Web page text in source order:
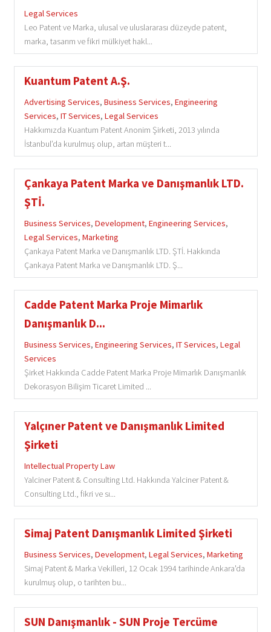
Legal Services
Leo Patent ve Marka, ulusal ve uluslararası düzeyde patent,
marka, tasarım ve fikri mülkiyet hakl...
Kuantum Patent A.Ş.
Advertising Services, Business Services, Engineering
Services, IT Services, Legal Services
Hakkımızda Kuantum Patent Anonim Şirketi, 2013 yılında
İstanbul’da kurulmuş olup, artan müşteri t...
Çankaya Patent Marka ve Danışmanlık LTD.
ŞTİ.
Business Services, Development, Engineering Services,
Legal Services, Marketing
Çankaya Patent Marka ve Danışmanlık LTD. ŞTİ. Hakkında
Çankaya Patent Marka ve Danışmanlık LTD. Ş...
Cadde Patent Marka Proje Mimarlık
Danışmanlık D...
Business Services, Engineering Services, IT Services, Legal
Services
Şirket Hakkında Cadde Patent Marka Proje Mimarlık Danışmanlık
Dekorasyon Bilişim Ticaret Limited ...
Yalçıner Patent ve Danışmanlık Limited
Şirketi
Intellectual Property Law
Yalciner Patent & Consulting Ltd. Hakkında Yalciner Patent &
Consulting Ltd., fikri ve sı...
Simaj Patent Danışmanlık Limited Şirketi
Business Services, Development, Legal Services, Marketing
Simaj Patent & Marka Vekilleri, 12 Ocak 1994 tarihinde Ankara'da
kurulmuş olup, o tarihten bu...
SUN Danışmanlık - SUN Proje Tercüme